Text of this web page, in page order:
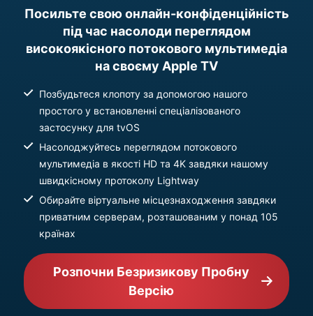
Посильте свою онлайн-конфіденційність
під час насолоди переглядом
високоякісного потокового мультимедіа
на своєму Apple TV
Позбудьтеся клопоту за допомогою нашого
простого у встановленні спеціалізованого
застосунку для tvOS
Насолоджуйтесь переглядом потокового
мультимедіа в якості HD та 4K завдяки нашому
швидкісному протоколу Lightway
Обирайте віртуальне місцезнаходження завдяки
приватним серверам, розташованим у понад 105
країнах
Розпочни Безризикову Пробну
Версію